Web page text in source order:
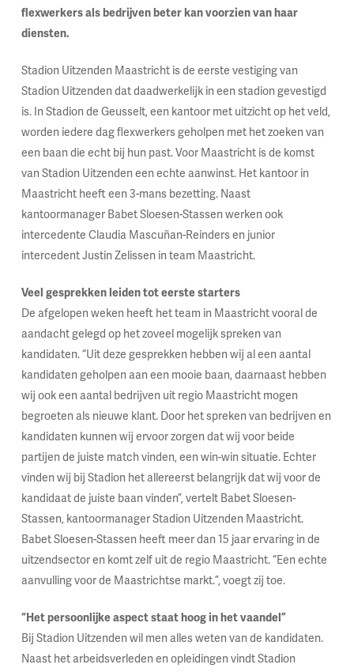
flexwerkers als bedrijven beter kan voorzien van haar
diensten.
Stadion Uitzenden Maastricht is de eerste vestiging van
Stadion Uitzenden dat daadwerkelijk in een stadion gevestigd
is. In Stadion de Geusselt, een kantoor met uitzicht op het veld,
worden iedere dag flexwerkers geholpen met het zoeken van
een baan die echt bij hun past. Voor Maastricht is de komst
van Stadion Uitzenden een echte aanwinst. Het kantoor in
Maastricht heeft een 3-mans bezetting. Naast
kantoormanager Babet Sloesen-Stassen werken ook
intercedente Claudia Mascuñan-Reinders en junior
intercedent Justin Zelissen in team Maastricht.
Veel gesprekken leiden tot eerste starters
De afgelopen weken heeft het team in Maastricht vooral de
aandacht gelegd op het zoveel mogelijk spreken van
kandidaten. “Uit deze gesprekken hebben wij al een aantal
kandidaten geholpen aan een mooie baan, daarnaast hebben
wij ook een aantal bedrijven uit regio Maastricht mogen
begroeten als nieuwe klant. Door het spreken van bedrijven en
kandidaten kunnen wij ervoor zorgen dat wij voor beide
partijen de juiste match vinden, een win-win situatie. Echter
vinden wij bij Stadion het allereerst belangrijk dat wij voor de
kandidaat de juiste baan vinden”, vertelt Babet Sloesen-
Stassen, kantoormanager Stadion Uitzenden Maastricht.
Babet Sloesen-Stassen heeft meer dan 15 jaar ervaring in de
uitzendsector en komt zelf uit de regio Maastricht. “Een echte
aanvulling voor de Maastrichtse markt.”, voegt zij toe.
“Het persoonlijke aspect staat hoog in het vaandel”
Bij Stadion Uitzenden wil men alles weten van de kandidaten.
Naast het arbeidsverleden en opleidingen vindt Stadion